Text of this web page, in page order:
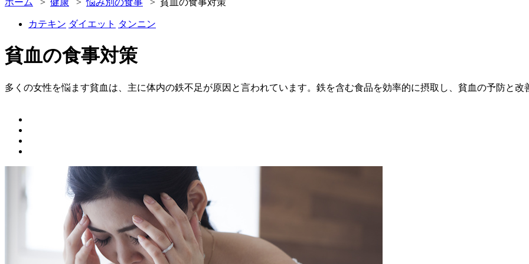
ホーム > 健康 >悩み別の食事 > 貧血の食事対策
カテキン ダイエット タンニン
貧血の食事対策
多くの女性を悩ます貧血は、主に体内の鉄不足が原因と言われています。鉄を含む食品を効率的に摂取し、貧血の予防と改